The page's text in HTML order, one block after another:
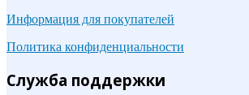
Информация для покупателей
Политика конфиденциальности
Служба поддержки